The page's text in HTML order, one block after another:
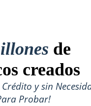
de
creados
y sin
Probar!